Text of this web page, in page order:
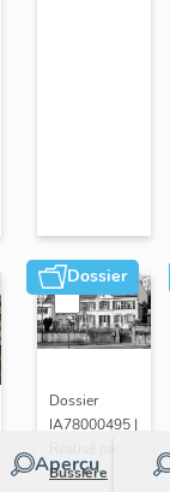
Dossier
Aperçu
Dossier
IA78000495 |
Bussière